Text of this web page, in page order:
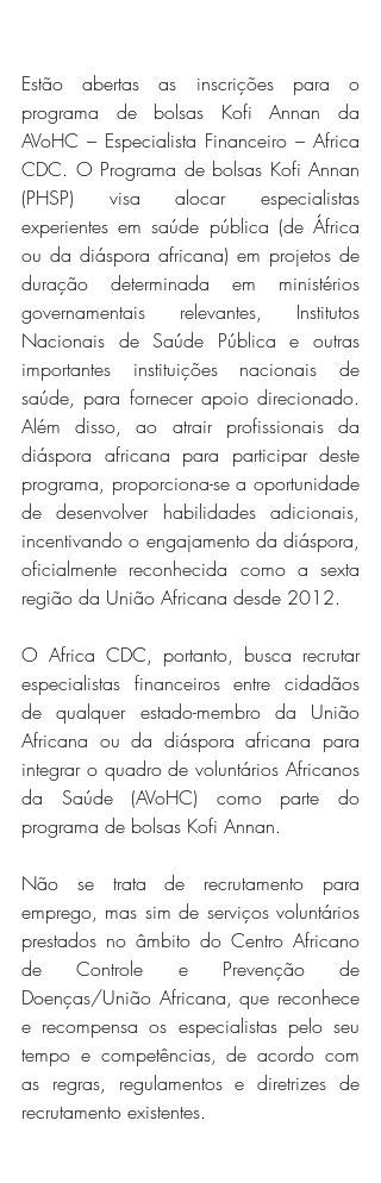
Estão abertas as inscrições para o
programa de bolsas Kofi Annan da
AVoHC – Especialista Financeiro – Africa
CDC. O Programa de bolsas Kofi Annan
(PHSP) visa alocar especialistas
experientes em saúde pública (de África
ou da diáspora africana) em projetos de
duração determinada em ministérios
governamentais relevantes, Institutos
Nacionais de Saúde Pública e outras
importantes instituições nacionais de
saúde, para fornecer apoio direcionado.
Além disso, ao atrair profissionais da
diáspora africana para participar deste
programa, proporciona-se a oportunidade
de desenvolver habilidades adicionais,
incentivando o engajamento da diáspora,
oficialmente reconhecida como a sexta
região da União Africana desde 2012.
O Africa CDC, portanto, busca recrutar
especialistas financeiros entre cidadãos
de qualquer estado-membro da União
Africana ou da diáspora africana para
integrar o quadro de voluntários Africanos
da Saúde (AVoHC) como parte do
programa de bolsas Kofi Annan.
Não se trata de recrutamento para
emprego, mas sim de serviços voluntários
prestados no âmbito do Centro Africano
de Controle e Prevenção de
Doenças/União Africana, que reconhece
e recompensa os especialistas pelo seu
tempo e competências, de acordo com
as regras, regulamentos e diretrizes de
recrutamento existentes.